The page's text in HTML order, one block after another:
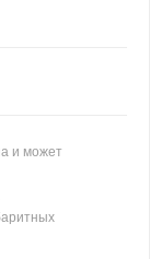
и может